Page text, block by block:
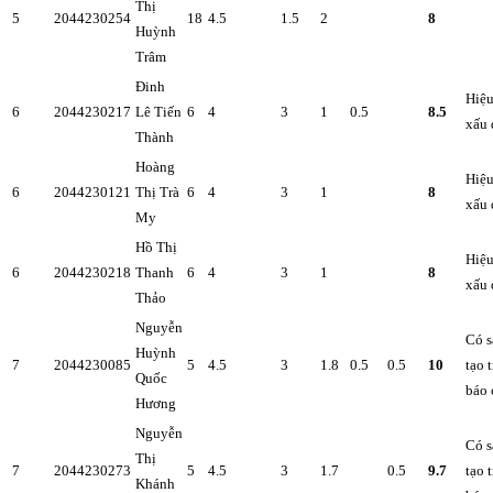
5 2044230254
Thị
Huỳnh
Trâm
18 4.5 1.5 2 8
6 2044230217
Đinh
Lê Tiến
Thành
6 4 3 1 0.5 8.5
xấu
6 2044230121
Hoàng
Thị Trà
My
6 4 3 1 8
xấu
6 2044230218
Hồ Thị
Thanh
Thảo
6 4 3 1 8
xấu
7 2044230085
Nguyễn
Huỳnh
Quốc
Hương
5 4.5 3 1.8 0.5 0.5 10
Có
tạo
báo
7 2044230273
Nguyễn
Thị
Khánh
5 4.5 3 1.7 0.5 9.7
Có
tạo